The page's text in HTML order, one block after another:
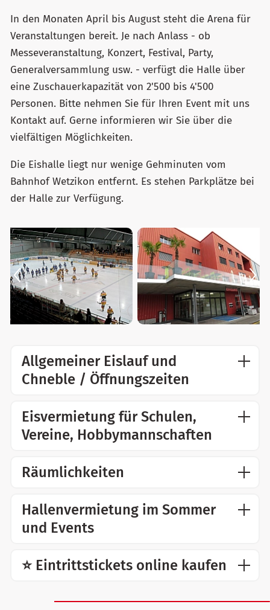
In den Monaten April bis August steht die Arena für
Veranstaltungen bereit. Je nach Anlass - ob
Messeveranstaltung, Konzert, Festival, Party,
Generalversammlung usw. - verfügt die Halle über
eine Zuschauerkapazität von 2'500 bis 4'500
Personen. Bitte nehmen Sie für Ihren Event mit uns
Kontakt auf. Gerne informieren wir Sie über die
vielfältigen Möglichkeiten.
Die Eishalle liegt nur wenige Gehminuten vom
Bahnhof Wetzikon entfernt. Es stehen Parkplätze bei
der Halle zur Verfügung.
Allgemeiner Eislauf und
Chneble / Öffnungszeiten
Eisvermietung für Schulen,
Vereine, Hobbymannschaften
Räumlichkeiten
Hallenvermietung im Sommer
und Events
⭐ Eintrittstickets online kaufen